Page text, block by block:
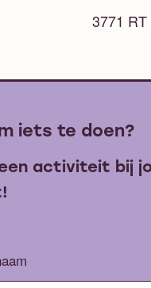
3771
iets te doen?
activiteit bij